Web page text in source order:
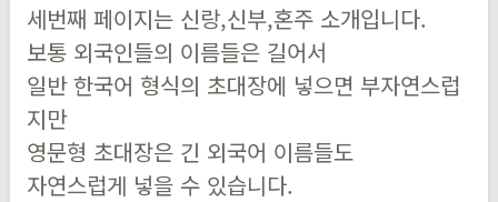
세번째 페이지는 신랑,신부,혼주 소개입니다.
보통 외국인들의 이름들은 길어서
일반 한국어 형식의 초대장에 넣으면 부자연스럽
지만
영문형 초대장은 긴 외국어 이름들도
자연스럽게 넣을 수 있습니다.